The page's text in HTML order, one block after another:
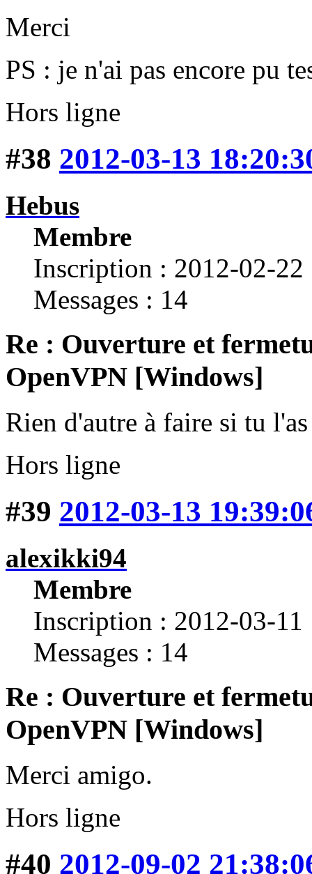
Merci
PS : je n'ai pas encore pu
Hors ligne
#38 2012-03-13
Hebus
Membre
Inscription : 2012-02-22
Messages : 14
Re : Ouverture et
OpenVPN [Windows]
Rien d'autre à faire si tu
Hors ligne
#39 2012-03-13
alexikki94
Membre
Inscription : 2012-03-11
Messages : 14
Re : Ouverture et
OpenVPN [Windows]
Merci amigo.
Hors ligne
#40 2012-09-02